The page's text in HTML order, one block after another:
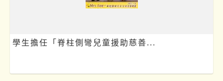
學生擔任「脊柱側彎兒童援助慈善...